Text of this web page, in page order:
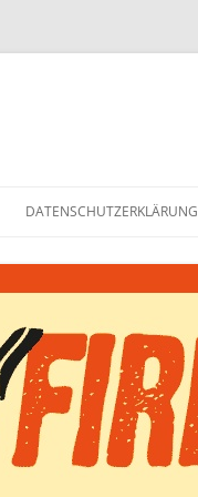
DATENSCHUTZERKLÄRUNG